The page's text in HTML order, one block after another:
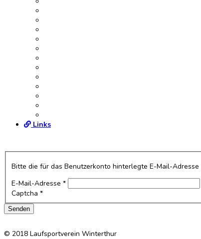
Links
Bitte die für das Benutzerkonto hinterlegte E-Mail-
E-Mail-Adresse *
Captcha *
Senden
© 2018 Laufsportverein Winterthur